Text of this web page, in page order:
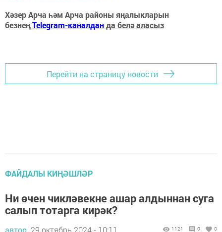
Хәзер Арча һәм Арча районы яңалыкларын
безнеңTelegram-каналданда белә аласыз
Перейти на страницу новости
ФАЙДАЛЫ КИҢӘШЛӘР
Ни өчен чикләвекне ашар алдыннан суга
салып тотарга кирәк?
автор, 29 октябрь 2024 - 10:11 1121 0 0